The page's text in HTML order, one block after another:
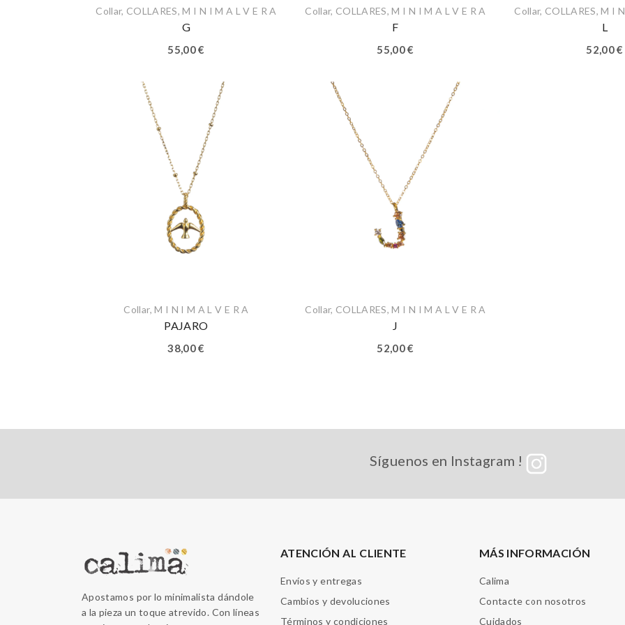
Collar, COLLARES,M I N I M A L V E R A
G
55,00€
Collar, COLLARES,M I N I M A L V E R A
F
55,00€
Collar, COLLARES,M I
L
52,00€
Collar,M I N I M A L V E R A
PAJARO
38,00€
Collar, COLLARES,M I N I M A L V E R A
J
52,00€
Síguenos en Instagram !
Apostamos por lo minimalista dándole
a la pieza un toque atrevido. Con líneas
ATENCIÓN AL CLIENTE
Envíos y entregas
Cambios y devoluciones
Términos y condiciones
MÁS INFORMACIÓN
Calima
Contacte con nosotros
Cuidados